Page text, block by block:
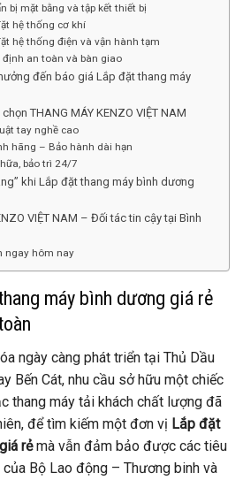
bị mặt bằng và tập kết thiết bị
hệ thống cơ khí
hệ thống điện và vận hành tạm
định an toàn và bàn giao
đến báo giá Lắp đặt thang máy
THANG MÁY KENZO VIỆT NAM
tay nghề cao
hãng – Bảo hành dài hạn
bảo trì 24/7
khi Lắp đặt thang máy bình dương
VIỆT NAM – Đối tác tin cậy tại Bình
ngay hôm nay
máy bình dương giá rẻ
ngày càng phát triển tại Thủ Dầu
Bến Cát, nhu cầu sở hữu một chiếc
thang máy tải khách chất lượng đã
để tìm kiếm một đơn vị Lắp đặt
rẻmà vẫn đảm bảo được các tiêu
Bộ Lao động – Thương binh và